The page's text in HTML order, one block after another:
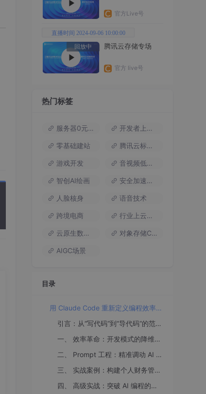
官方Live号
直播时间 2024-09-06 10:00:00
回放中
腾讯云存储专场
官方 live号
热门标签
服务器0元试用 开发者上云包
零基础建站 腾讯云标杆案例
游戏开发 音视频低代码
智创AI绘画 安全加速流量
人脸核身 语音技术
跨境电商 行业上云方案
云原生数据库 对象存储COS
AIGC场景
目录
用 Claude Code 重新定义编程效率：从 Prompt 工程到完整项目实战
引言：从“写代码”到“导代码”的范式转移
一、 效率革命：开发模式的降维打击
二、 Prompt 工程：精准调动 AI 的“逻辑神经”
三、 实战案例：构建个人财务管理系统
四、 高级实战：突破 AI 编程的边界